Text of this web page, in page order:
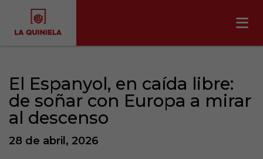
El Espanyol, en caída libre:
de soñar con Europa a mirar
al descenso
28 de abril, 2026